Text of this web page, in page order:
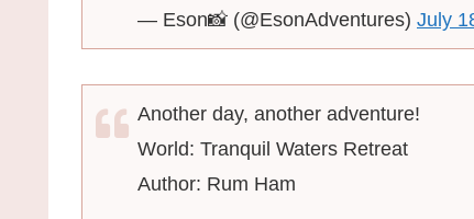
— Eson📸 (@EsonAdventures) July
Another day, another adventure!
World: Tranquil Waters Retreat
Author: Rum Ham